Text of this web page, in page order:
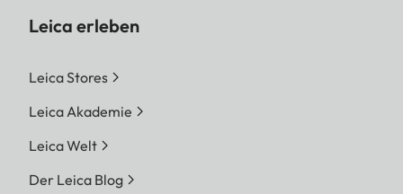
Leica erleben
Leica Stores
Leica Akademie
Leica Welt
Der Leica Blog